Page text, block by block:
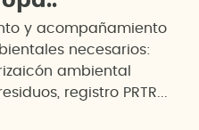
y acompañamiento
necesarios:
ambiental
registro PRTR...